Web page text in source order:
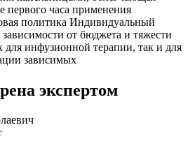
первого часа применения
политика Индивидуальный
от бюджета и тяжести
для инфузионной терапии, так и для
зависимых
экспертом